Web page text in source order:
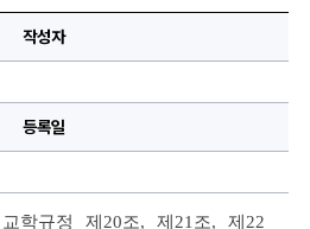
작성자
등록일
학규정 제 20조, 제 21 조, 제 22